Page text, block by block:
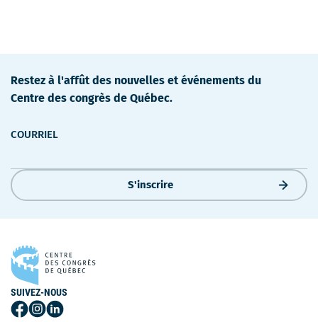
Restez à l'affût des nouvelles et événements du
Centre des congrès de Québec.
COURRIEL
S'inscrire
SUIVEZ-NOUS
Suivez-Suivez-
Suivez-